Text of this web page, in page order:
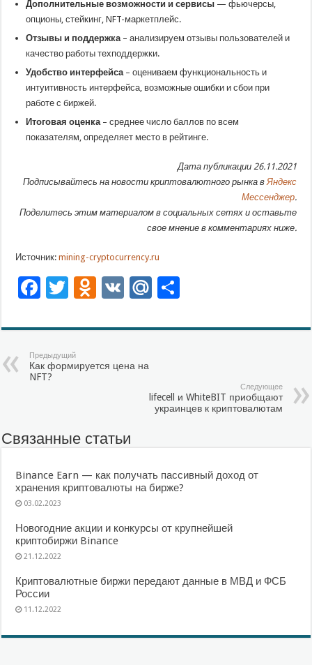
Дополнительные возможности и сервисы — фьючерсы,
опционы, стейкинг, NFT-маркетплейс.
Отзывы и поддержка – анализируем отзывы пользователей и
качество работы техподдержки.
Удобство интерфейса – оцениваем функциональность и
интуитивность интерфейса, возможные ошибки и сбои при
работе с биржей.
Итоговая оценка – среднее число баллов по всем
показателям, определяет место в рейтинге.
Дата публикации 26.11.2021
Подписывайтесь на новости криптовалютного рынка в Яндекс
Мессенджер.
Поделитесь этим материалом в социальных сетях и оставьте
свое мнение в комментариях ниже.
Источник: mining-cryptocurrency.ru
Facebook
Twitter
Odnoklassniki
VK Mail.Ru
Предыдущий
Как формируется цена на
NFT?
Следующее
lifecell и WhiteBIT приобщают
украинцев к криптовалютам
Связанные статьи
Binance Earn — как получать пассивный доход от
хранения криптовалюты на бирже?
03.02.2023
Новогодние акции и конкурсы от крупнейшей
криптобиржи Binance
21.12.2022
Криптовалютные биржи передают данные в МВД и ФСБ
России
11.12.2022